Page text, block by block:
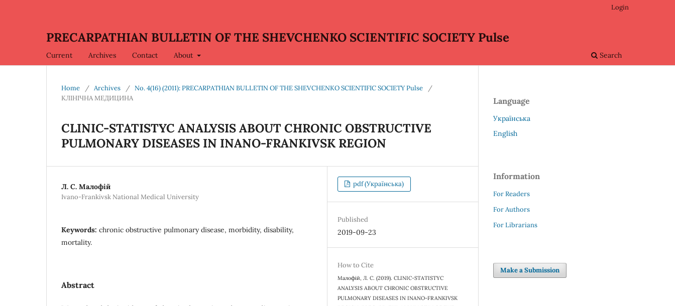
PRECARPATHIAN BULLETIN OF THE SHEVCHENKO SCIENTIFIC SOCIETY Pulse
Current Archives Contact About Search
Login
Home / Archives / No. 4(16) (2011): PRECARPATHIAN BULLETIN OF THE SHEVCHENKO SCIENTIFIC SOCIETY Pulse
/
КЛІНІЧНА МЕДИЦИНА
CLINIC-STATISTYC ANALYSIS ABOUT CHRONIC OBSTRUCTIVE
PULMONARY DISEASES IN INANO-FRANKIVSK REGION
Л. С. Малофій
Ivano-Frankivsk National Medical University
Keywords: chronic obstructive pulmonary disease, morbidity, disability,
mortality.
Abstract
pdf (Українська)
Published
2019-09-23
How to Cite
Малофій, Л. С. (2019). CLINIC-STATISTYC
ANALYSIS ABOUT CHRONIC OBSTRUCTIVE
PULMONARY DISEASES IN INANO-FRANKIVSK
Language
Українська
English
Information
For Readers
For Authors
For Librarians
Make a Submission